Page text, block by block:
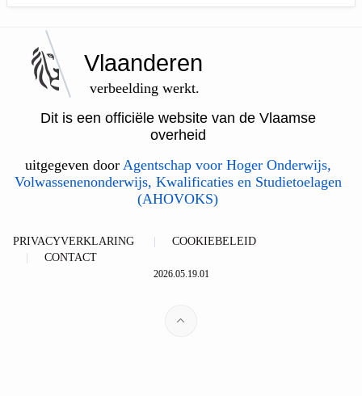
Vlaanderen
verbeelding werkt.
Dit is een officiële website van de Vlaamse
overheid
uitgegeven door Agentschap voor Hoger Onderwijs,
Volwassenenonderwijs, Kwalificaties en Studietoelagen
(AHOVOKS)
PRIVACYVERKLARING
COOKIEBELEID
CONTACT
2026.05.19.01